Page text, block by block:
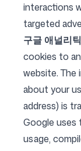
interactions
targeted
구글 애널리
cookies to
website. The
about your
address) is
Google uses
usage,